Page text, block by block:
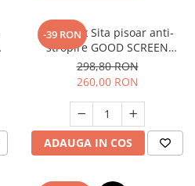
-39 RON
SET: 12 x Sita pisoar anti-
stropire GOOD SCREEN
PROScent 60+, Citrus
298,80 RON
260,00 RON
ADAUGA IN COS